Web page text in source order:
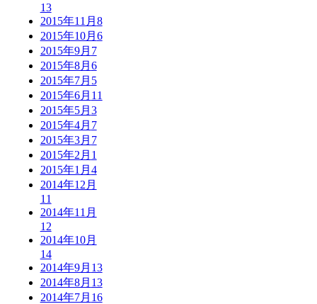
13
2015年11月 8
2015年10月 6
2015年9月 7
2015年8月 6
2015年7月 5
2015年6月 11
2015年5月 3
2015年4月 7
2015年3月 7
2015年2月 1
2015年1月 4
2014年12月
11
2014年11月
12
2014年10月
14
2014年9月 13
2014年8月 13
2014年7月 16